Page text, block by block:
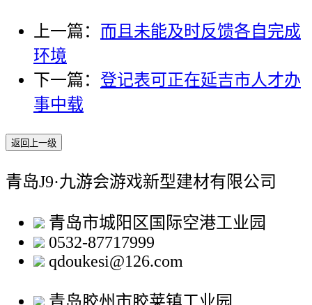
上一篇： 而且未能及时反馈各自完成
环境
下一篇： 登记表可正在延吉市人才办
事中载
返回上一级
青岛J9·九游会游戏新型建材有限公司
青岛市城阳区国际空港工业园
0532-87717999
qdoukesi@126.com